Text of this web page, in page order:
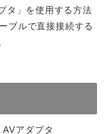
タ」を使用する方法
ブルで直接接続する
アダプタ